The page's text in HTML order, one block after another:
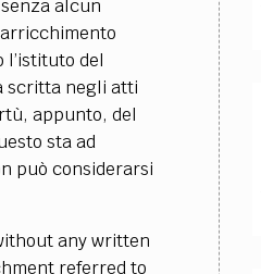
alcun
l’istituto del
scritta negli atti
appunto, del
sta ad
può considerarsi
any written
referred to